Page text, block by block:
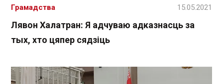
Лявон Халатран: Я адчуваю адказнасць за
тых, хто цяпер сядзіць
Грамадства 15.05.2021